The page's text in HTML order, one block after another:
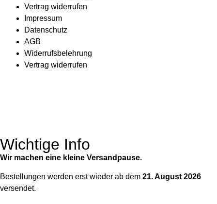
Vertrag widerrufen
Impressum
Datenschutz
AGB
Widerrufsbelehrung
Vertrag widerrufen
Wichtige Info
Wir machen eine kleine Versandpause.
Bestellungen werden erst wieder ab dem 21. August 2026
versendet.